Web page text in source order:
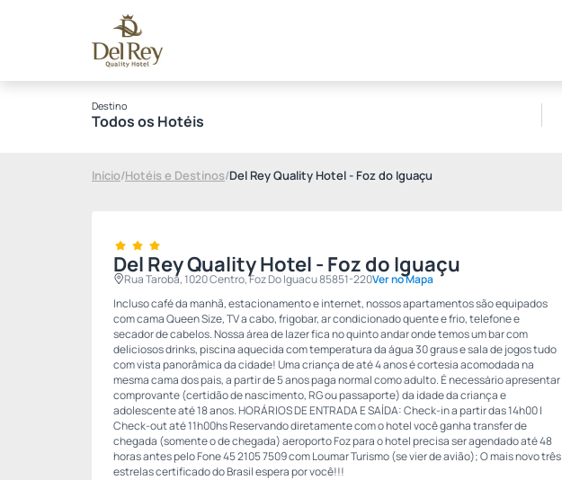
Destino
Todos os Hotéis
Início/Hotéis e Destinos/Del Rey Quality Hotel - Foz do Iguaçu
Del Rey Quality Hotel - Foz do Iguaçu
Rua Tarobá, 1020 Centro, Foz Do Iguacu 85851-220Ver no Mapa
Incluso café da manhã, estacionamento e internet, nossos apartamentos são equipados
com cama Queen Size, TV a cabo, frigobar, ar condicionado quente e frio, telefone e
secador de cabelos. Nossa área de lazer fica no quinto andar onde temos um bar com
deliciosos drinks, piscina aquecida com temperatura da água 30 graus e sala de jogos tudo
com vista panorâmica da cidade! Uma criança de até 4 anos é cortesia acomodada na
mesma cama dos pais, a partir de 5 anos paga normal como adulto. É necessário apresentar
comprovante (certidão de nascimento, RG ou passaporte) da idade da criança e
adolescente até 18 anos. HORÁRIOS DE ENTRADA E SAÍDA: Check-in a partir das 14h00 |
Check-out até 11h00hs Reservando diretamente com o hotel você ganha transfer de
chegada (somente o de chegada) aeroporto Foz para o hotel precisa ser agendado até 48
horas antes pelo Fone 45 2105 7509 com Loumar Turismo (se vier de avião); O mais novo três
estrelas certificado do Brasil espera por você!!!